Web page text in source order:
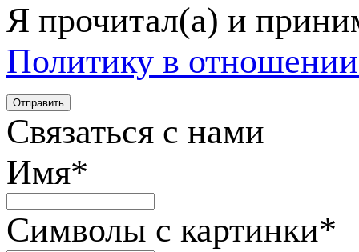
Я прочитал(а) и
Политику в
Связаться с нами
Имя*
Символы с картинки*